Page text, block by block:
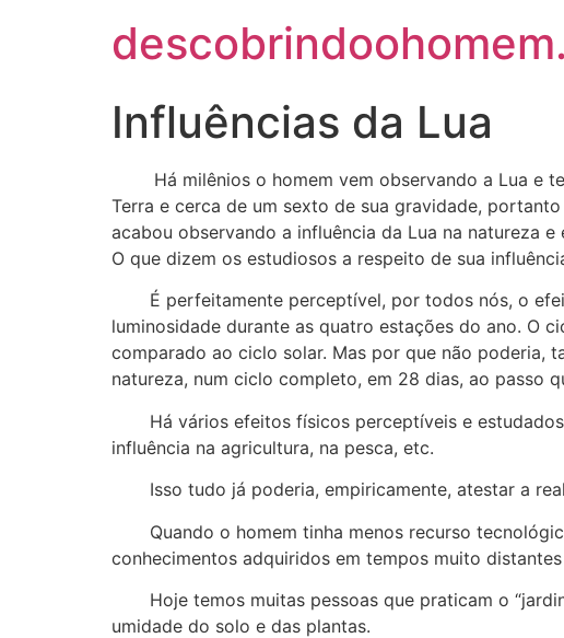
Influências da Lua
Há milênios o homem vem observando a Lua e
Terra e cerca de um sexto de sua gravidade,
acabou observando a influência da Lua na natureza
O que dizem os estudiosos a respeito de sua
É perfeitamente perceptível, por todos nós, o
luminosidade durante as quatro estações do ano. O
comparado ao ciclo solar. Mas por que não poderia,
natureza, num ciclo completo, em 28 dias, ao passo
Há vários efeitos físicos perceptíveis e estudados.
influência na agricultura, na pesca, etc.
Isso tudo já poderia, empiricamente, atestar a
Quando o homem tinha menos recurso
conhecimentos adquiridos em tempos muito
Hoje temos muitas pessoas que praticam o
umidade do solo e das plantas.